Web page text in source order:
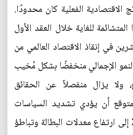
الاقتصادية الفعلية كان محدودًا.
للغاية خلال العقد الأول
في إنقاذ الاقتصاد العالمي من
الإجمالي منخفضًا بشكل مُخيب
ولا يزال منفصلاً عن الحقائق
أن يؤدي تشديد السياسات
النقدية في عام 2022 إلى ارتفاع معدلات البطالة وتباطؤ